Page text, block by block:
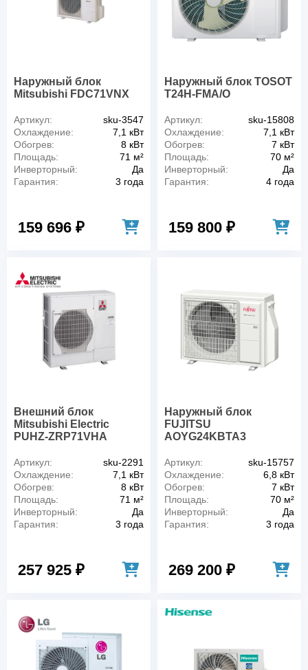
Наружный блок
Mitsubishi FDC71VNX
Артикул:
sku-3547
Охлаждение:
7,1 кВт
Обогрев:
8 кВт
Площадь:
71 м²
Инверторный:
Да
Гарантия:
3 года
159 696 ₽
Наружный блок TOSOT
T24H-FMA/O
Артикул:
sku-15808
Охлаждение:
7,1 кВт
Обогрев:
7 кВт
Площадь:
70 м²
Инверторный:
Да
Гарантия:
4 года
159 800 ₽
Внешний блок
Mitsubishi Electric
PUHZ-ZRP71VHA
Артикул:
sku-2291
Охлаждение:
7,1 кВт
Обогрев:
8 кВт
Площадь:
71 м²
Инверторный:
Да
Гарантия:
3 года
257 925 ₽
Наружный блок
FUJITSU
AOYG24KBTA3
Артикул:
sku-15757
Охлаждение:
6,8 кВт
Обогрев:
7 кВт
Площадь:
70 м²
Инверторный:
Да
Гарантия:
3 года
269 200 ₽